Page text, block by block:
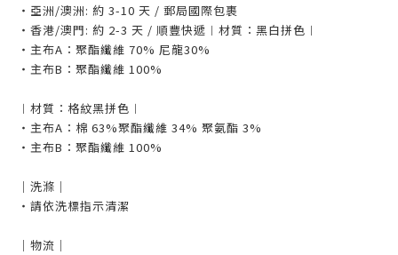
・亞洲/澳洲: 約 3-10 天 / 郵局國際包裹
・香港/澳門: 約 2-3 天 / 順豐快遞︱材質：黑白拼色︱
・主布A：聚酯纖維 70% 尼龍30%
・主布B：聚酯纖維 100%
︱材質：格紋黑拼色︱
・主布A：棉 63%聚酯纖維 34% 聚氨酯 3%
・主布B：聚酯纖維 100%
｜洗滌｜
・請依洗標指示清潔
｜物流｜